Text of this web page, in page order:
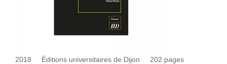
2018 Éditions universitaires de Dijon 202 pages